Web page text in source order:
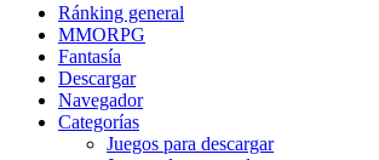
Ránking general
MMORPG
Fantasía
Descargar
Navegador
Categorías
Juegos para descargar